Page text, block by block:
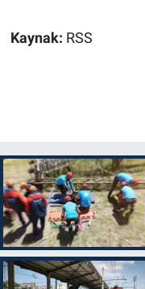
Kaynak: RSS